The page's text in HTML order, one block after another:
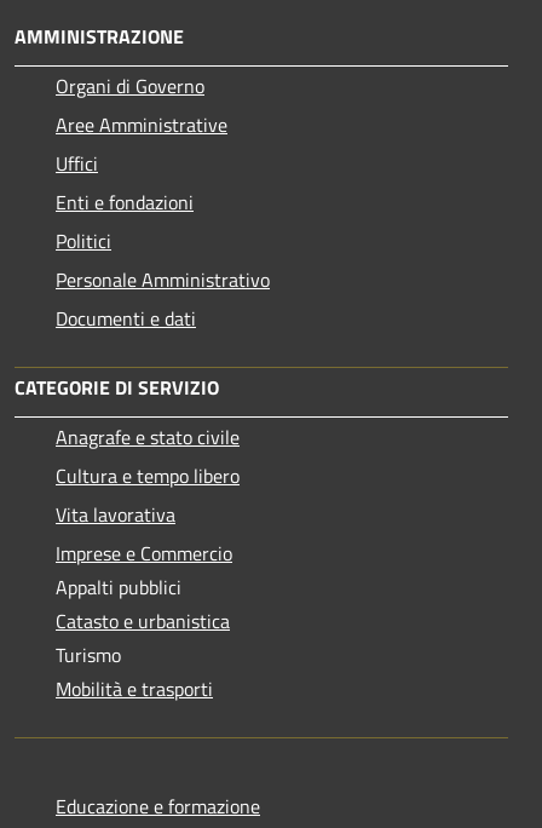
AMMINISTRAZIONE
Organi di Governo
Aree Amministrative
Uffici
Enti e fondazioni
Politici
Personale Amministrativo
Documenti e dati
CATEGORIE DI SERVIZIO
Anagrafe e stato civile
Cultura e tempo libero
Vita lavorativa
Imprese e Commercio
Appalti pubblici
Catasto e urbanistica
Turismo
Mobilità e trasporti
Educazione e formazione